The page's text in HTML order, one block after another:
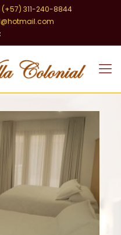
(+57) 311-240-8844